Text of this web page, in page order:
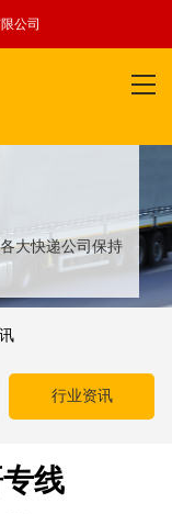
公司
大快递公司保持
户更多个性化需求
行业资讯
线